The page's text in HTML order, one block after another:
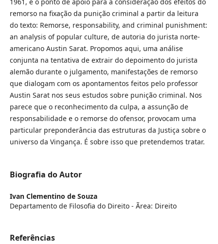
remorso na fixação da punição criminal a partir da leitura
do texto: Remorse, responsability, and criminal punishment:
an analysis of popular culture, de autoria do jurista norte-
americano Austin Sarat. Propomos aqui, uma análise
conjunta na tentativa de extrair do depoimento do jurista
alemão durante o julgamento, manifestações de remorso
que dialogam com os apontamentos feitos pelo professor
Austin Sarat nos seus estudos sobre punição criminal. Nos
parece que o reconhecimento da culpa, a assunção de
responsabilidade e o remorse do ofensor, provocam uma
particular preponderância das estruturas da Justiça sobre o
universo da Vingança. É sobre isso que pretendemos tratar.
Biografia do Autor
Ivan Clementino de Souza
Departamento de Filosofia do Direito - Ãrea: Direito
Referências